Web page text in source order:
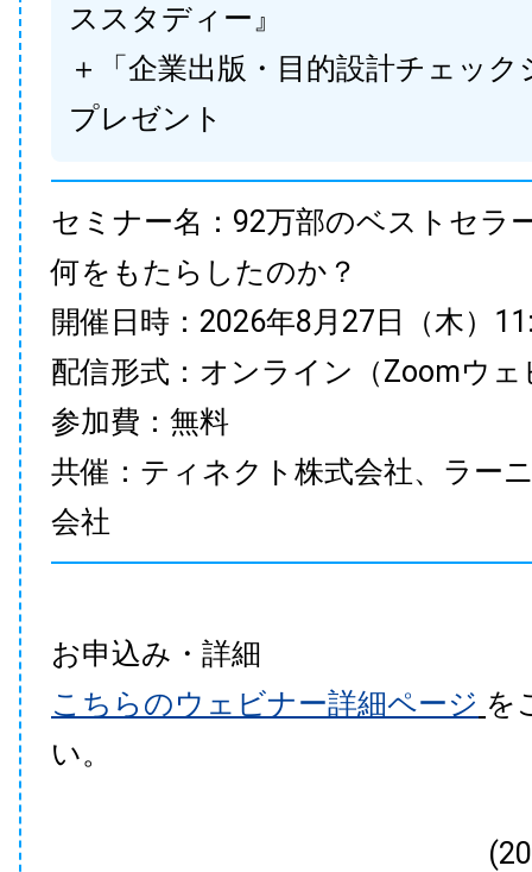
ススタディー』
＋「企業出版・目的設計チェック
プレゼント
セミナー名：92万部のベストセラ
何をもたらしたのか？
開催日時：2026年8月27日（木）
配信形式：オンライン（Zoomウェ
参加費：無料
共催：ティネクト株式会社、ラー
会社
お申込み・詳細
こちらのウェビナー詳細ページ を
い。